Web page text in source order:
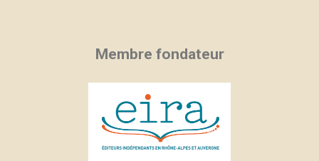
Membre fondateur